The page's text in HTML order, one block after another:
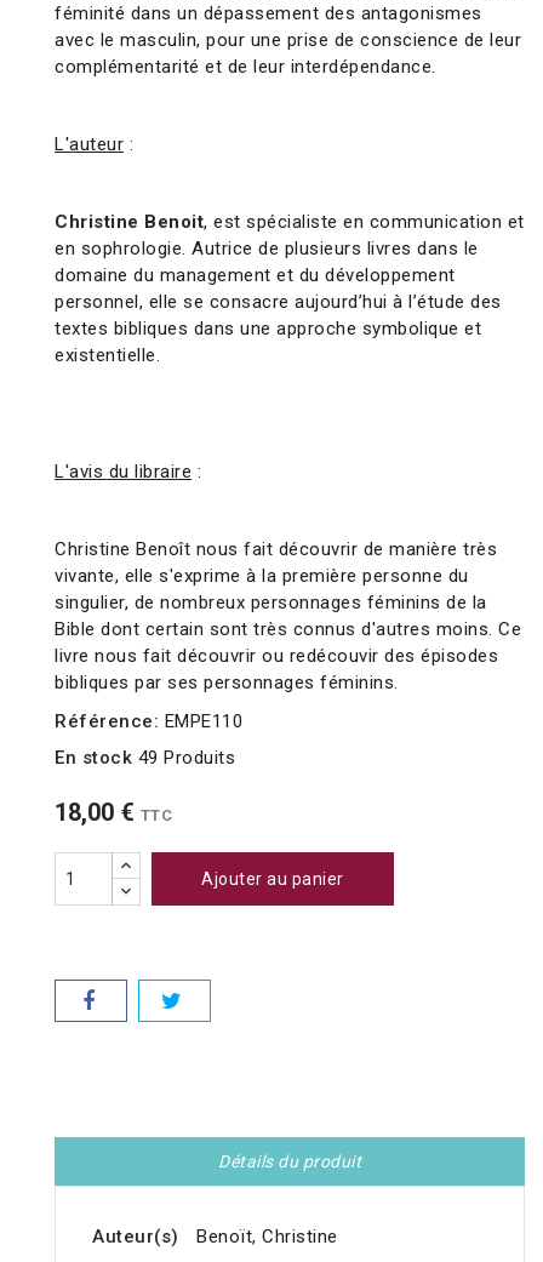
féminité dans un dépassement des antagonismes
avec le masculin, pour une prise de conscience de leur
complémentarité et de leur interdépendance.
L'auteur :
Christine Benoit, est spécialiste en communication et
en sophrologie. Autrice de plusieurs livres dans le
domaine du management et du développement
personnel, elle se consacre aujourd’hui à l’étude des
textes bibliques dans une approche symbolique et
existentielle.
L'avis du libraire :
Christine Benoît nous fait découvrir de manière très
vivante, elle s'exprime à la première personne du
singulier, de nombreux personnages féminins de la
Bible dont certain sont très connus d'autres moins. Ce
livre nous fait découvrir ou redécouvir des épisodes
bibliques par ses personnages féminins.
Référence: EMPE110
En stock 49 Produits
18,00 € TTC
Ajouter au panier
Détails du produit
Auteur(s) Benoït, Christine